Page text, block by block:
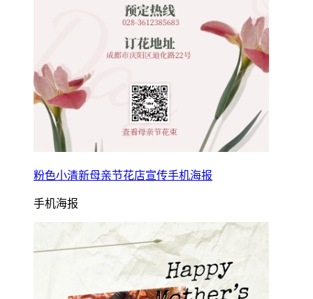
粉色小清新母亲节花店宣传手机海报
手机海报